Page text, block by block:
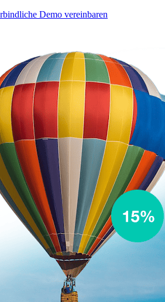
Demo vereinbaren